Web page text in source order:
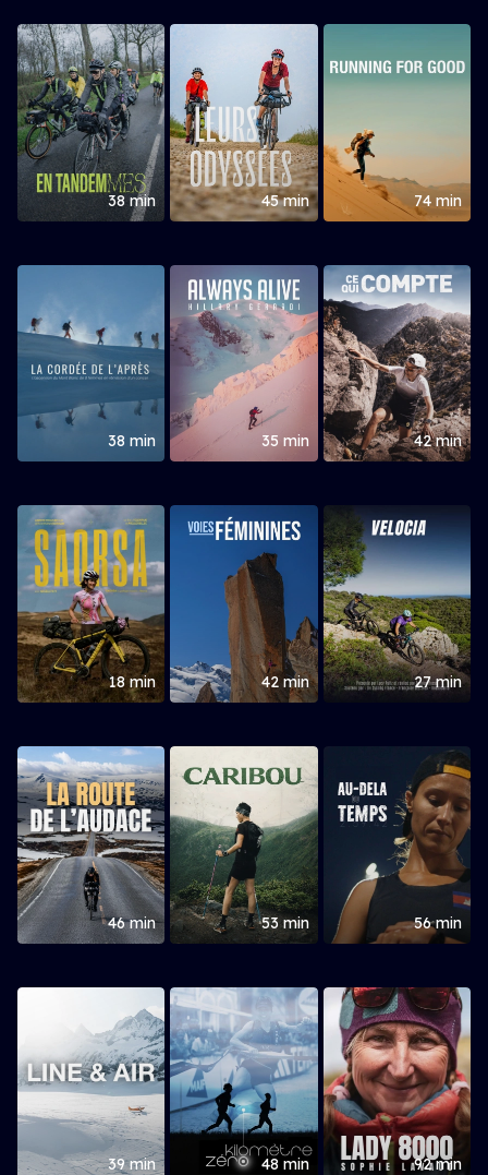
38 min 45 min 74 min
38 min 35 min 42 min
18 min 42 min 27 min
46 min 53 min 56 min
39 min 48 min 92 min